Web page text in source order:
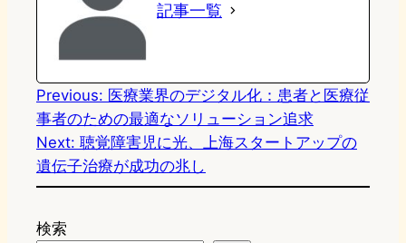
d
n
k
k
記事一覧
Previous: 医療業界のデジタル化：患者と医療従
事者のための最適なソリューション追求
Next: 聴覚障害児に光、上海スタートアップの
遺伝子治療が成功の兆し
検索